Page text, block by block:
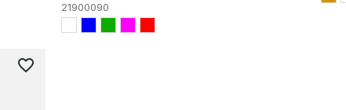
21900090
favorite_border